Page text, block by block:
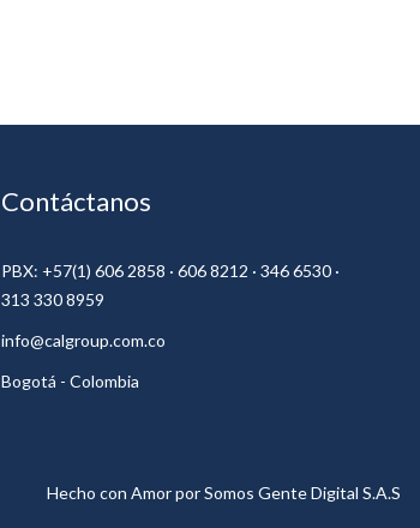
Contáctanos
PBX: +57(1) 606 2858 · 606 8212 · 346 6530 ·
313 330 8959
info@calgroup.com.co
Bogotá - Colombia
Hecho con Amor porSomos Gente Digital S.A.S